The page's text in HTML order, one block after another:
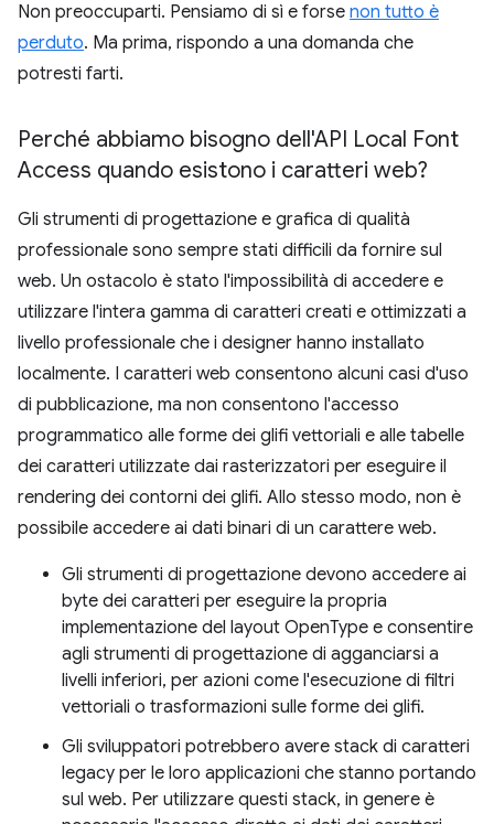
Non preoccuparti. Pensiamo di sì e forse non tutto è
perduto. Ma prima, rispondo a una domanda che
potresti farti.
Perché abbiamo bisogno dell'API Local Font
Access quando esistono i caratteri web?
Gli strumenti di progettazione e grafica di qualità
professionale sono sempre stati difficili da fornire sul
web. Un ostacolo è stato l'impossibilità di accedere e
utilizzare l'intera gamma di caratteri creati e ottimizzati a
livello professionale che i designer hanno installato
localmente. I caratteri web consentono alcuni casi d'uso
di pubblicazione, ma non consentono l'accesso
programmatico alle forme dei glifi vettoriali e alle tabelle
dei caratteri utilizzate dai rasterizzatori per eseguire il
rendering dei contorni dei glifi. Allo stesso modo, non è
possibile accedere ai dati binari di un carattere web.
Gli strumenti di progettazione devono accedere ai
byte dei caratteri per eseguire la propria
implementazione del layout OpenType e consentire
agli strumenti di progettazione di agganciarsi a
livelli inferiori, per azioni come l'esecuzione di filtri
vettoriali o trasformazioni sulle forme dei glifi.
Gli sviluppatori potrebbero avere stack di caratteri
legacy per le loro applicazioni che stanno portando
sul web. Per utilizzare questi stack, in genere è